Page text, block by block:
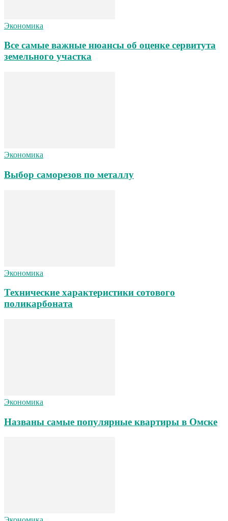
Экономика
Все самые важные нюансы об оценке сервитута
земельного участка
Экономика
Выбор саморезов по металлу
Экономика
Технические характеристики сотового
поликарбоната
Экономика
Названы самые популярные квартиры в Омске